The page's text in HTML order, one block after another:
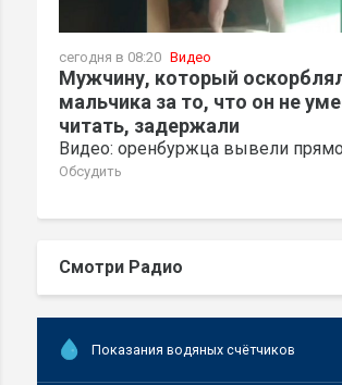
сегодня в 08:20 Видео
Мужчину, который
мальчика за то, что он не
читать, задержали
Видео: оренбуржца вывели прямо
Обсудить
Смотри Радио
Показания водяных счётчиков